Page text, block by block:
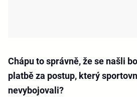
Chápu to správně, že se našli
platbě za postup, který
nevybojovali?